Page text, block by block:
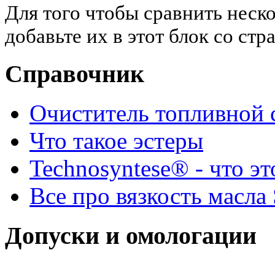
Для того чтобы сравнить
добавьте их в этот блок со
Справочник
Очиститель
Что такое эстеры
Technosyntese® - что
Все про вязкость
Допуски и омологации